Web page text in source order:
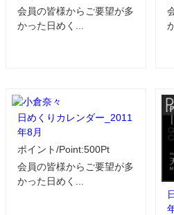
会員の皆様からご要望が多
かった日めく...
日めくりカレンダー_2011
年8月
ポイント/Point:500Pt
会員の皆様からご要望が多
かった日めく...